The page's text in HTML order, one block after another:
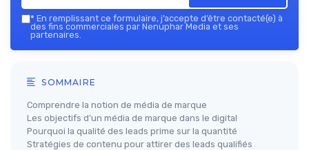
* En remplissant ce formulaire, j’accepte d’être contacté(e) à
des fins commerciales par Nenuphar Media et ses
partenaires.
SOMMAIRE
Comprendre la notion de média de marque
Les objectifs d’un média de marque dans le digital
Pourquoi la qualité des leads prime sur la quantité
Stratégies de contenu pour attirer des leads qualifiés